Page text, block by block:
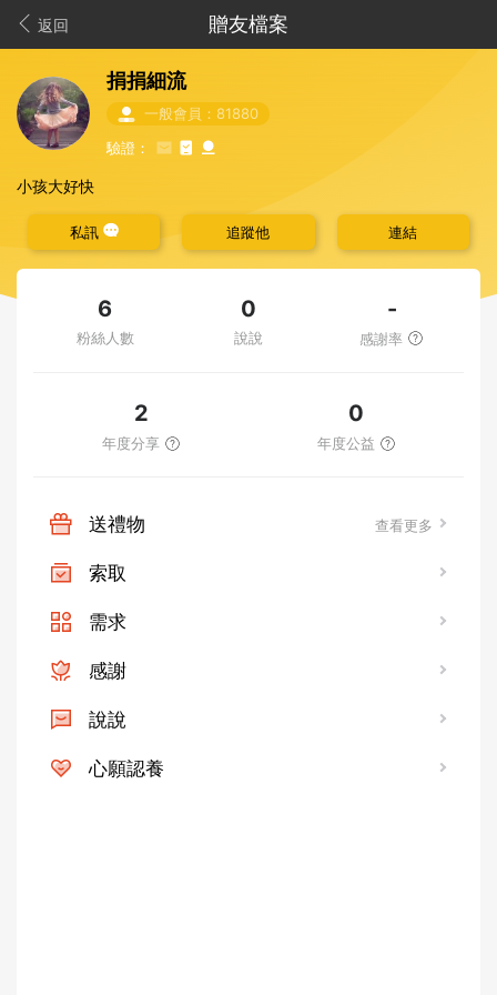
返回 贈友檔案
捐捐細流
一般會員：81880
驗證：
小孩大好快
私訊 追蹤他 連結
6
粉絲人數
0
說說
-
感謝率
2
年度分享
0
年度公益
送禮物 查看更多
索取
需求
感謝
說說
心願認養